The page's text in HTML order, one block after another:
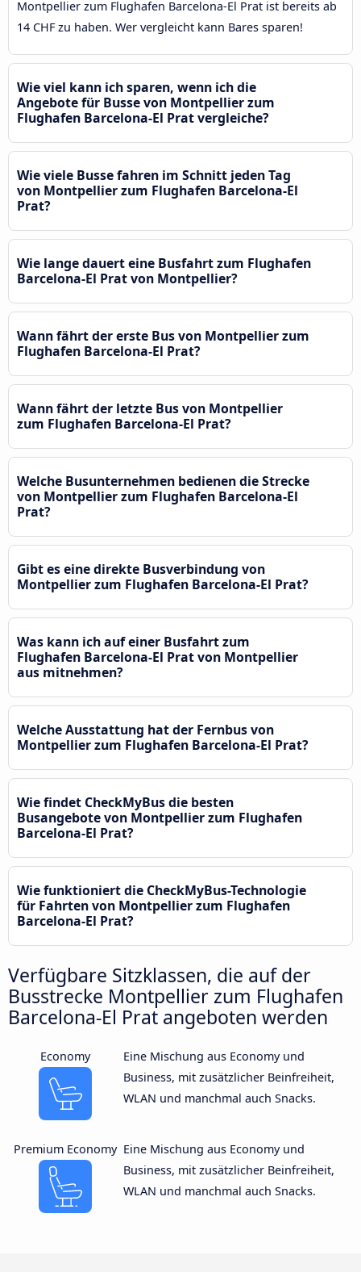
Montpellier zum Flughafen Barcelona-El Prat ist bereits ab
14 CHF zu haben. Wer vergleicht kann Bares sparen!
Wie viel kann ich sparen, wenn ich die
Angebote für Busse von Montpellier zum
Flughafen Barcelona-El Prat vergleiche?
Wie viele Busse fahren im Schnitt jeden Tag
von Montpellier zum Flughafen Barcelona-El
Prat?
Wie lange dauert eine Busfahrt zum Flughafen
Barcelona-El Prat von Montpellier?
Wann fährt der erste Bus von Montpellier zum
Flughafen Barcelona-El Prat?
Wann fährt der letzte Bus von Montpellier
zum Flughafen Barcelona-El Prat?
Welche Busunternehmen bedienen die Strecke
von Montpellier zum Flughafen Barcelona-El
Prat?
Gibt es eine direkte Busverbindung von
Montpellier zum Flughafen Barcelona-El Prat?
Was kann ich auf einer Busfahrt zum
Flughafen Barcelona-El Prat von Montpellier
aus mitnehmen?
Welche Ausstattung hat der Fernbus von
Montpellier zum Flughafen Barcelona-El Prat?
Wie findet CheckMyBus die besten
Busangebote von Montpellier zum Flughafen
Barcelona-El Prat?
Wie funktioniert die CheckMyBus-Technologie
für Fahrten von Montpellier zum Flughafen
Barcelona-El Prat?
Verfügbare Sitzklassen, die auf der
Busstrecke Montpellier zum Flughafen
Barcelona-El Prat angeboten werden
Economy
Eine Mischung aus Economy und
Business, mit zusätzlicher Beinfreiheit,
WLAN und manchmal auch Snacks.
Premium Economy Eine Mischung aus Economy und
Business, mit zusätzlicher Beinfreiheit,
WLAN und manchmal auch Snacks.